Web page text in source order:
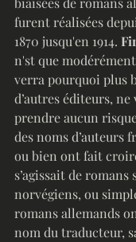
furent réalisées
1870 jusqu'en 1914.
n'st que
verra pourquoi plus
d’autres éditeurs,
prendre aucun
des noms d’auteurs
ou bien ont fait
s’agissait de romans
norvégiens, ou
romans allemands
nom du traducteur,